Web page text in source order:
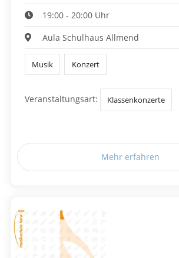
19:00 - 20:00 Uhr
Aula Schulhaus Allmend
Musik Konzert
Veranstaltungsart: Klassenkonzerte
Mehr erfahren